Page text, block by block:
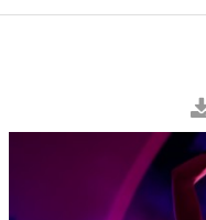
Prestations sur mesure